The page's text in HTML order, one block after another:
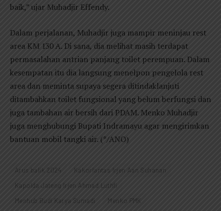
baik,” ujar Muhadjir Effendy.
Dalam perjalanan, Muhadjir juga mampir meninjau rest
area KM 130 A. Di sana, dia melihat masih terdapat
permasalahan antrian panjang toilet perempuan. Dalam
kesempatan itu dia langsung menelpon pengelola rest
area dan meminta supaya segera ditindaklanjuti
ditambahkan toilet fungsional yang belum berfungsi dan
juga tambahan air bersih dari PDAM. Menko Muhadjir
juga menghubungi Bupati Indramayu agar mengirimkan
bantuan mobil tangki air. (*/ANO)
Arus balik 2024
Kakorlantas Irjen Aan Suhanan
Kapolda Jateng Irjen Ahmad Luthfi
Menhub Budi Karya Sumadi
Menko PMK